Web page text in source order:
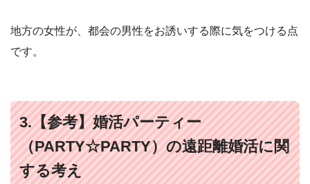
地方の女性が、都会の男性をお誘いする際に気をつける点
です。
3.【参考】婚活パーティー
（PARTY☆PARTY）の遠距離婚活に関
する考え